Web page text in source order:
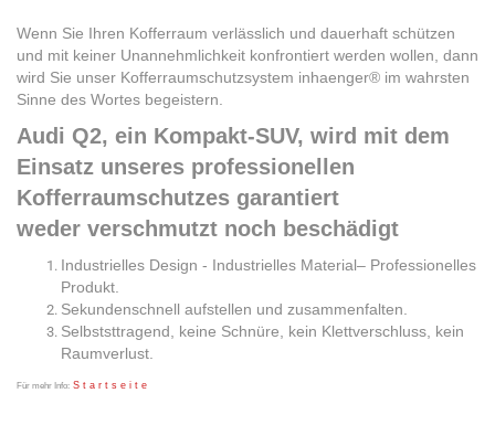
Wenn Sie Ihren Kofferraum verlässlich und dauerhaft schützen
und mit keiner Unannehmlichkeit konfrontiert werden wollen, dann
wird Sie unser Kofferraumschutzsystem inhaenger® im wahrsten
Sinne des Wortes begeistern.
Audi Q2, ein Kompakt-SUV, wird mit dem
Einsatz unseres professionellen
Kofferraumschutzes garantiert
weder verschmutzt noch beschädigt
Industrielles Design - Industrielles Material– Professionelles
Produkt.
Sekundenschnell aufstellen und zusammenfalten.
Selbststtragend, keine Schnüre, kein Klettverschluss, kein
Raumverlust.
Für mehr Info: S t a r t s e i t e